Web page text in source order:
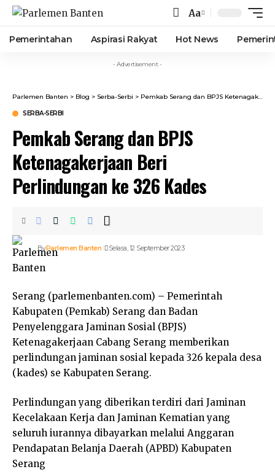
Font
Resizer
Aa
Pemerintahan Aspirasi Rakyat Hot News
- Advertisement -
Parlemen Banten > Blog > Serba-Serbi > Pemkab Serang dan BPJS Ketenagakerjaan Beri Perlindungan ke 326 Kades
SERBA-SERBI
Pemkab Serang dan BPJS
Ketenagakerjaan Beri
Perlindungan ke 326 Kades
ByParlemen Banten Selasa, 12 September 2023
Serang (parlemenbanten.com) – Pemerintah
Kabupaten (Pemkab) Serang dan Badan
Penyelenggara Jaminan Sosial (BPJS)
Ketenagakerjaan Cabang Serang memberikan
perlindungan jaminan sosial kepada 326 kepala desa
(kades) se Kabupaten Serang.
Perlindungan yang diberikan terdiri dari Jaminan
Kecelakaan Kerja dan Jaminan Kematian yang
seluruh iurannya dibayarkan melalui Anggaran
Pendapatan Belanja Daerah (APBD) Kabupaten
Serang